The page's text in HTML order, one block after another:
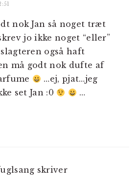
nok Jan så noget træt
jo ikke noget “eller”
også haft
må godt nok dufte af
…ej, pjat…jeg
set Jan :0
…
skriver